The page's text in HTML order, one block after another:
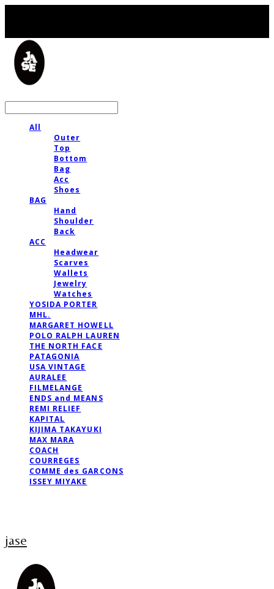
All
Outer
Top
Bottom
Bag
Acc
Shoes
BAG
Hand
Shoulder
Back
ACC
Headwear
Scarves
Wallets
Jewelry
Watches
YOSIDA PORTER
MHL.
MARGARET HOWELL
POLO RALPH LAUREN
THE NORTH FACE
PATAGONIA
USA VINTAGE
AURALEE
FILMELANGE
ENDS and MEANS
REMI RELIEF
KAPITAL
KIJIMA TAKAYUKI
MAX MARA
COACH
COURREGES
COMME des GARCONS
ISSEY MIYAKE
jase